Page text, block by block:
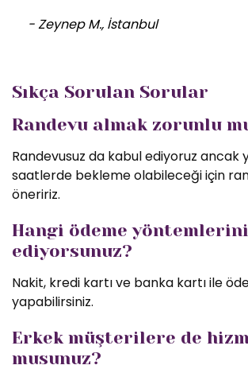
- Zeynep M., İstanbul
Sıkça Sorulan Sorular
Randevu almak zorunlu
Randevusuz da kabul ediyoruz ancak
saatlerde bekleme olabileceği için
öneririz.
Hangi ödeme
ediyorsunuz?
Nakit, kredi kartı ve banka kartı ile
yapabilirsiniz.
Erkek müşterilere de
musunuz?